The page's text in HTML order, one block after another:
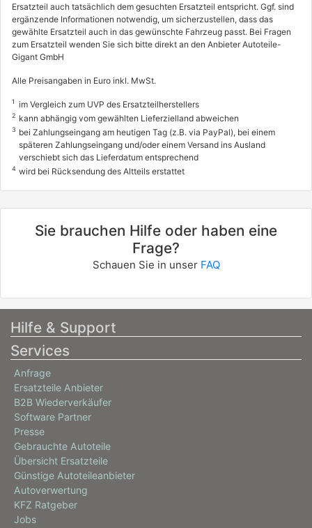
Ersatzteil auch tatsächlich dem gesuchten Ersatzteil entspricht. Ggf. sind
ergänzende Informationen notwendig, um sicherzustellen, dass das
gewählte Ersatzteil auch in das gewünschte Fahrzeug passt. Bei Fragen
zum Ersatzteil wenden Sie sich bitte direkt an den Anbieter Autoteile-
Gigant GmbH
Alle Preisangaben in Euro inkl. MwSt.
1 im Vergleich zum UVP des Ersatzteilherstellers
2 kann abhängig vom gewählten Lieferzielland abweichen
3 bei Zahlungseingang am heutigen Tag (z.B. via PayPal), bei einem
späteren Zahlungseingang und/oder einem Versand ins Ausland
verschiebt sich das Lieferdatum entsprechend
4 wird bei Rücksendung des Altteils erstattet
Sie brauchen Hilfe oder haben eine
Frage?
Schauen Sie in unser FAQ
Hilfe & Support
Services
Anfrage
Ersatzteile Anbieter
B2B Wiederverkäufer
Software Partner
Presse
Gebrauchte Autoteile
Übersicht Ersatzteile
Günstige Autoteileanbieter
Autoverwertung
KFZ Ratgeber
Jobs